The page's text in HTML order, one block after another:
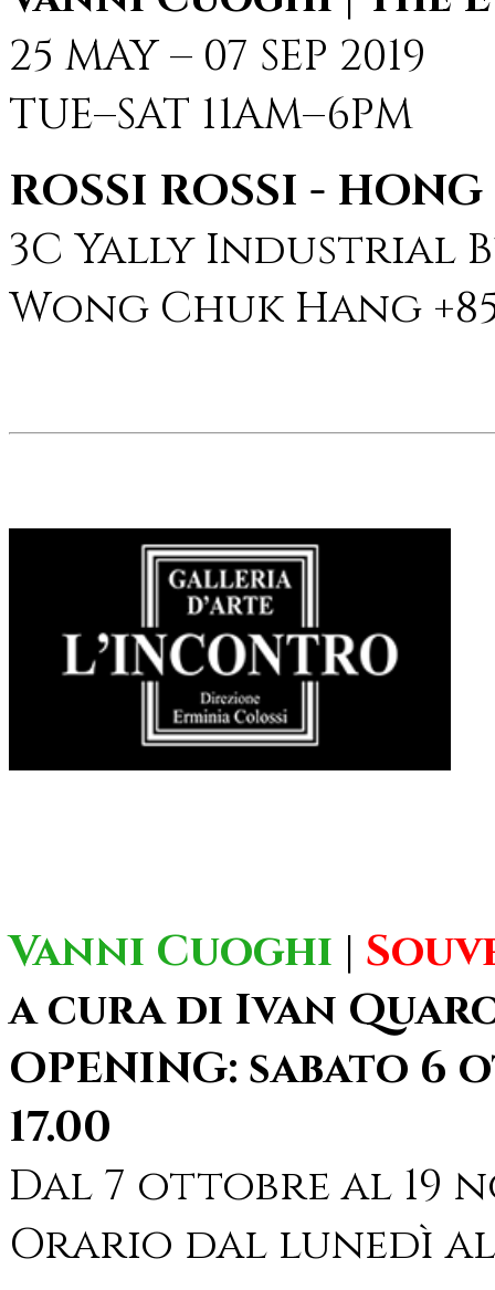
25 MAY – 07 SEP 2019
TUE–SAT 11AM–6PM
ROSSI ROSSI -
3C Yally Industrial
Wong Chuk Hang
Vanni Cuoghi |
a cura di Ivan
OPENING: sabato
17.00
Dal 7 ottobre al 19
Orario dal lunedì